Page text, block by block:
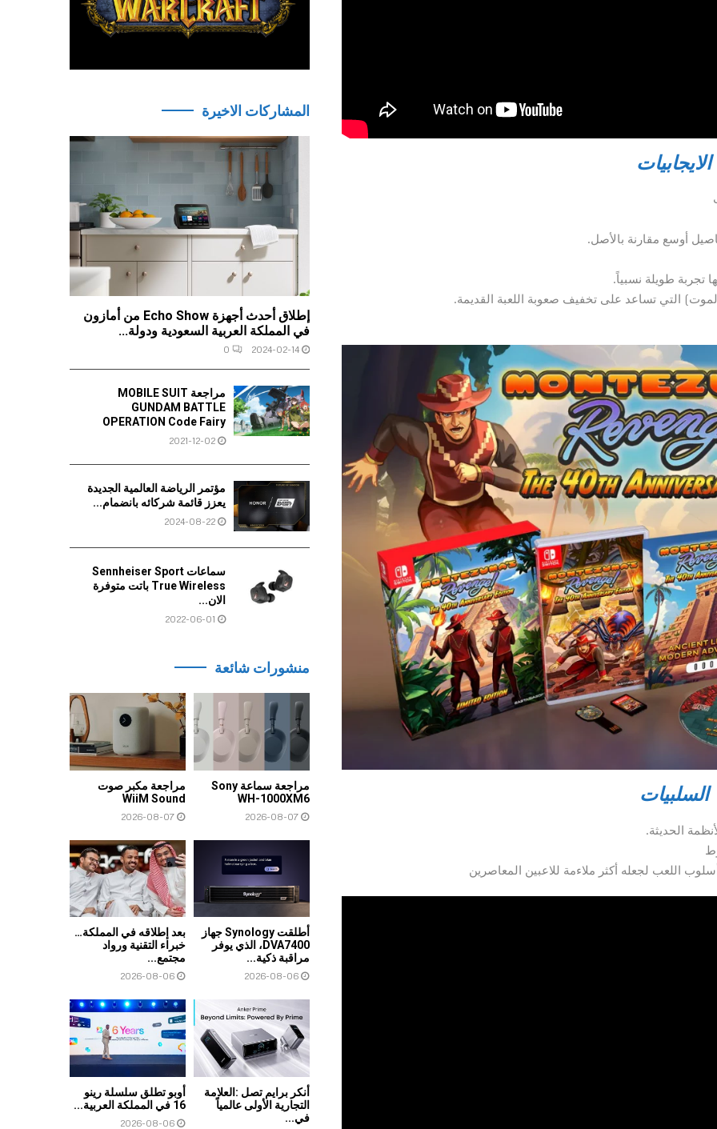
الايجابيات
تجربة طويلة نسبياً.
التي تساعد على تخفيف صعوبة اللعبة القديمة.
السلبيات
الحديثة.
اللعب لجعله أكثر ملاءمة للاعبين المعاصرين
المشاركات الاخيرة
إطلاق أحدث أجهزة Echo Show من أمازون
في المملكة العربية السعودية ودولة...
2024-02-14
0
مراجعة MOBILE SUIT
GUNDAM BATTLE
OPERATION Code Fairy
2021-12-02
مؤتمر الرياضة العالمية الجديدة
يعزز قائمة شركائه بانضمام...
2024-08-22
سماعات Sennheiser Sport
True Wireless باتت متوفرة
الان...
2022-06-01
منشورات شائعة
مراجعة سماعة Sony
WH-1000XM6
2026-08-07
مراجعة مكبر صوت
WiiM Sound
2026-08-07
أطلقت Synology جهاز
DVA7400، الذي يوفر
مراقبة ذكية...
2026-08-06
بعد إطلاقه في المملكة…
خبراء التقنية ورواد
مجتمع...
2026-08-06
أنكر برايم تصل :العلامة
التجارية الأولى عالمياً
في...
أوبو تطلق سلسلة رينو
16 في المملكة العربية...
2026-08-06